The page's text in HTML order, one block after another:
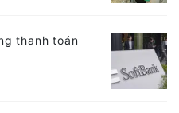
thanh toán